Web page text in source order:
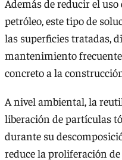
Además de reducir el
petróleo, este tipo de
las superficies tratadas,
mantenimiento
concreto a la
A nivel ambiental, la
liberación de partículas
durante su
reduce la proliferación